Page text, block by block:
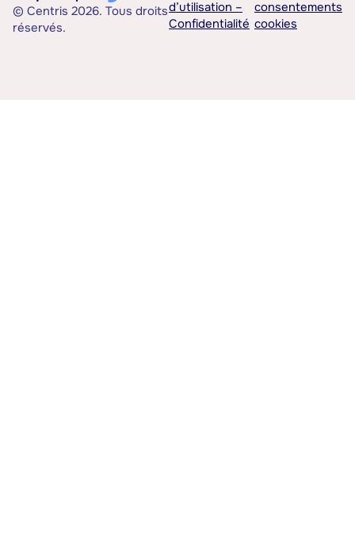
© Centris 2026. Tous droits
réservés.
d’utilisation –
Confidentialité
consentements
cookies